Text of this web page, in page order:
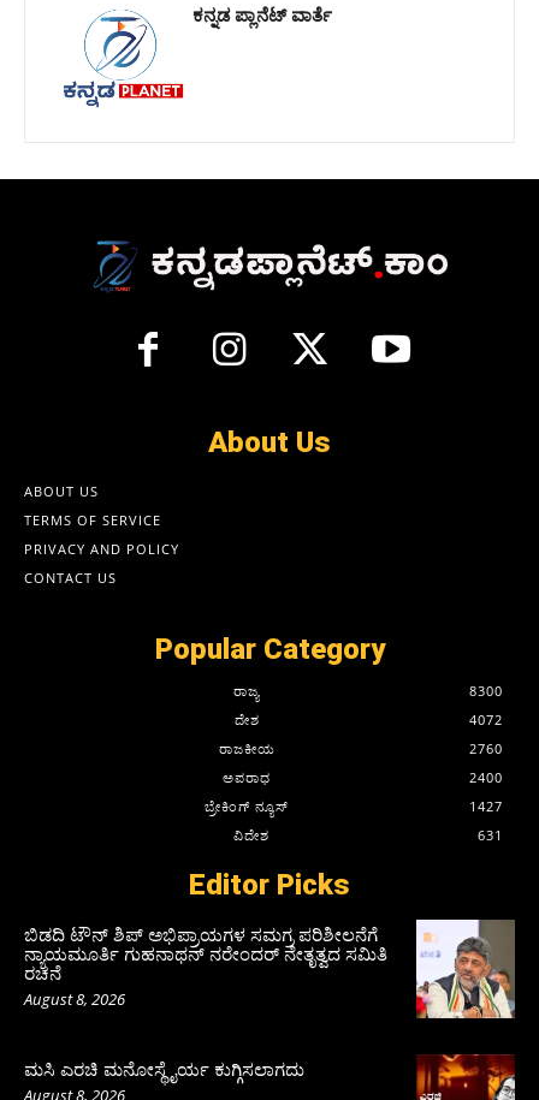
ಕನ್ನಡ ಪ್ಲಾನೆಟ್ ವಾರ್ತೆ
About Us
ABOUT US
TERMS OF SERVICE
PRIVACY AND POLICY
CONTACT US
Popular Category
ರಾಜ್ಯ
8300
ದೇಶ
4072
ರಾಜಕೀಯ
2760
ಅಪರಾಧ
2400
ಬ್ರೇಕಿಂಗ್ ನ್ಯೂಸ್
1427
ವಿದೇಶ
631
Editor Picks
ಬಿಡದಿ ಟೌನ್ ಶಿಪ್ ಅಭಿಪ್ರಾಯಗಳ ಸಮಗ್ರ ಪರಿಶೀಲನೆಗೆ
ನ್ಯಾಯಮೂರ್ತಿ ಗುಹನಾಥನ್ ನರೇಂದರ್ ನೇತೃತ್ವದ ಸಮಿತಿ
ರಚನೆ
August 8, 2026
ಮಸಿ ಎರಚಿ ಮನೋಸ್ಥೈರ್ಯ ಕುಗ್ಗಿಸಲಾಗದು
August 8, 2026